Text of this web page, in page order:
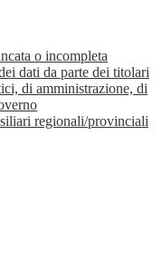
o incompleta
dati da parte dei titolari
di amministrazione, di
regionali/provinciali